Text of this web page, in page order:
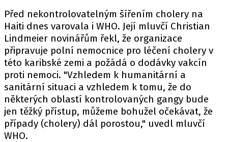
Před nekontrolovatelným šířením cholery na
Haiti dnes varovala i WHO. Její mluvčí Christian
Lindmeier novinářům řekl, že organizace
připravuje polní nemocnice pro léčení cholery v
této karibské zemi a požádá o dodávky vakcín
proti nemoci. "Vzhledem k humanitární a
sanitární situaci a vzhledem k tomu, že do
některých oblastí kontrolovaných gangy bude
jen těžký přístup, můžeme bohužel očekávat, že
případy (cholery) dál porostou," uvedl mluvčí
WHO.